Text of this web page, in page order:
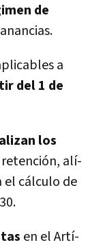
de
a
del 1 de
los
retención, alí­
el cálculo de
en el Artí­